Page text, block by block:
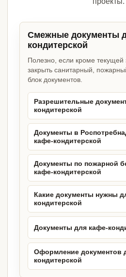
Смежные документы
кондитерской
Полезно, если кроме текущей
закрыть санитарный,
блок документов.
Разрешительные
кондитерской
Документы в
кафе-кондитерской
Документы по пожарной
кафе-кондитерской
Какие документы нужны
кондитерской
Документы для кафе-
Оформление документов
кондитерской